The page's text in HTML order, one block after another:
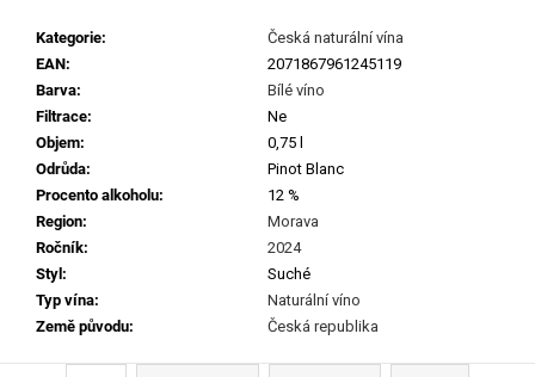
Kategorie:
Česká naturální vína
EAN:
2071867961245119
Barva:
Bílé víno
Filtrace:
Ne
Objem:
0,75 l
Odrůda:
Pinot Blanc
Procento alkoholu:
12 %
Region:
Morava
Ročník:
2024
Styl :
Suché
Typ vína:
Naturální víno
Země původu: Česká republika
CHRISTIAN
TSCHIDA
HIMMEL
AUF
ERDEN
II.
MAISCHEVERGOREN
2024
699
Kč